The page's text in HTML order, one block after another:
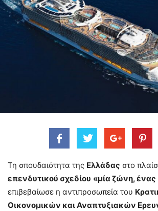
Τη σπουδαιότητα της Ελλάδας στο
επενδυτικού σχεδίου «μία ζώνη,
επιβεβαίωσε η αντιπροσωπεία του
Οικονομικών και Αναπτυξιακών